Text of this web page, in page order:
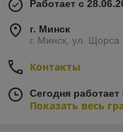
Работает с
г. Минск
г. Минск, ул.
Контакты
Сегодня
Показать весь